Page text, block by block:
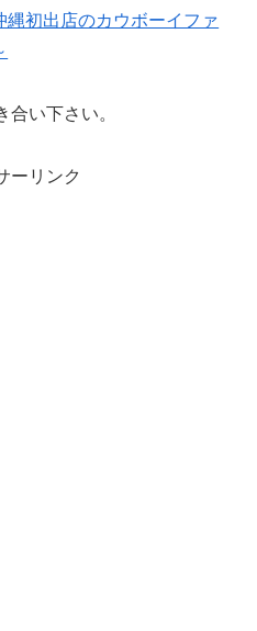
縄初出店のカウボーイファ
合い下さい。
ーリンク